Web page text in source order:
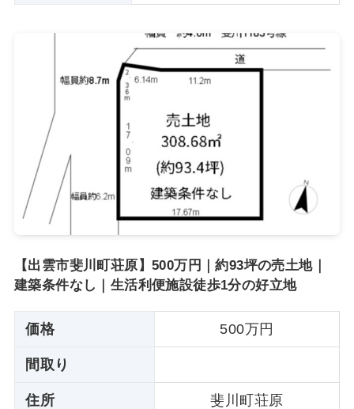
【出雲市斐川町荘原】500万円｜約93坪の売土地｜
建築条件なし｜生活利便施設徒歩1分の好立地
価格 500万円
間取り
住所 斐川町荘原